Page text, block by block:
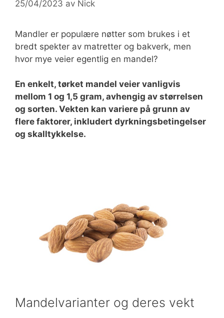
25/04/2023 av Nick
Mandler er populære nøtter som brukes i et
bredt spekter av matretter og bakverk, men
hvor mye veier egentlig en mandel?
En enkelt, tørket mandel veier vanligvis
mellom 1 og 1,5 gram, avhengig av størrelsen
og sorten. Vekten kan variere på grunn av
flere faktorer, inkludert dyrkningsbetingelser
og skalltykkelse.
Mandelvarianter og deres vekt